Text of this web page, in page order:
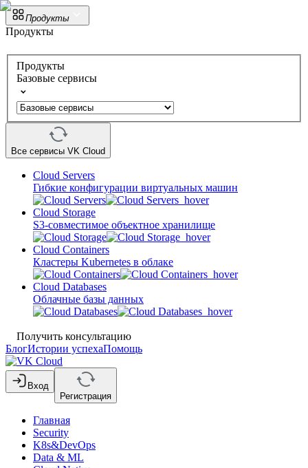
Продукты
Продукты
Продукты
Базовые сервисы
Все сервисы VK Cloud
Cloud Servers
Гибкие конфигурации виртуальных машин
Cloud Storage
S3-совместимое объектное хранилище
Cloud Containers
Кластеры Kubernetes в облаке
Cloud Databases
Облачные базы данных
Получить консультацию
БлогИстории успехаПомощь
Вход
Регистрация
Главная
Security
K8s&DevOps
Data & ML